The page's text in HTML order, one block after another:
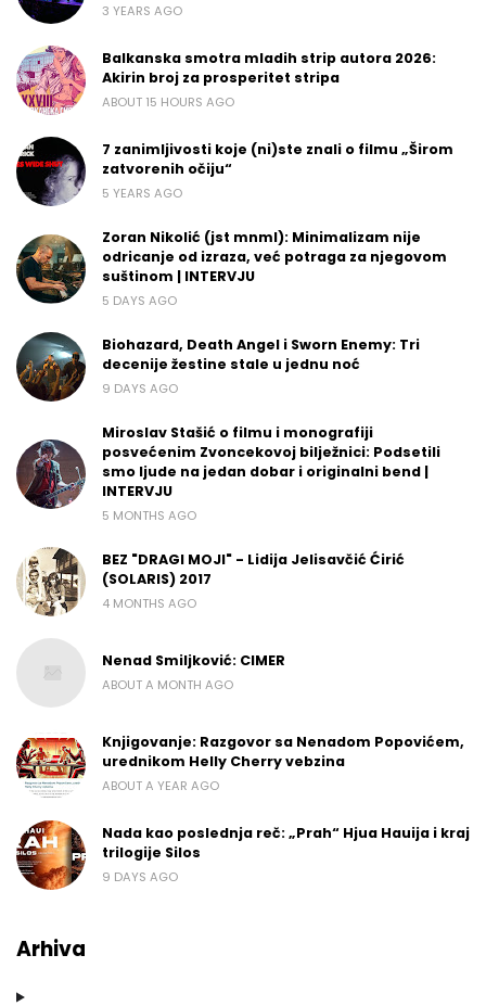
3 YEARS AGO
Balkanska smotra mladih strip autora 2026:
Akirin broj za prosperitet stripa
ABOUT 15 HOURS AGO
7 zanimljivosti koje (ni)ste znali o filmu „Širom
zatvorenih očiju“
5 YEARS AGO
Zoran Nikolić (jst mnml): Minimalizam nije
odricanje od izraza, već potraga za njegovom
suštinom | INTERVJU
5 DAYS AGO
Biohazard, Death Angel i Sworn Enemy: Tri
decenije žestine stale u jednu noć
9 DAYS AGO
Miroslav Stašić o filmu i monografiji
posvećenim Zvoncekovoj bilježnici: Podsetili
smo ljude na jedan dobar i originalni bend |
INTERVJU
5 MONTHS AGO
BEZ "DRAGI MOJI" - Lidija Jelisavčić Ćirić
(SOLARIS) 2017
4 MONTHS AGO
Nenad Smiljković: CIMER
ABOUT A MONTH AGO
Knjigovanje: Razgovor sa Nenadom Popovićem,
urednikom Helly Cherry vebzina
ABOUT A YEAR AGO
Nada kao poslednja reč: „Prah“ Hjua Hauija i kraj
trilogije Silos
9 DAYS AGO
Arhiva